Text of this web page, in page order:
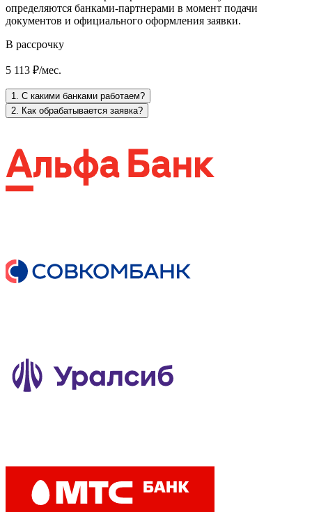
определяются банками-партнерами в момент подачи
документов и официального оформления заявки.
В рассрочку
5 113 ₽/мес.
1. С какими банками работаем?
2. Как обрабатывается заявка?